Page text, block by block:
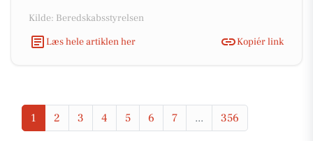
Kilde: Beredskabsstyrelsen
Læs hele artiklen her
Kopiér link
1 2 3 4 5 6 7 ... 356